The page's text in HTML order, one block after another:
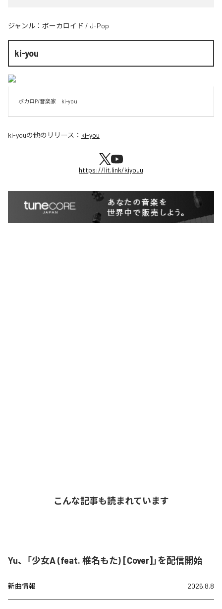
ジャンル： ボーカロイド / J-Pop
ki-you
ki-youの他のリリース： ki-you
https://lit.link/kiyouu
こんな記事も読まれています
Yu、「少女A (feat. 椎名もた) [Cover]」を配信開始
新曲情報 2026.8.8